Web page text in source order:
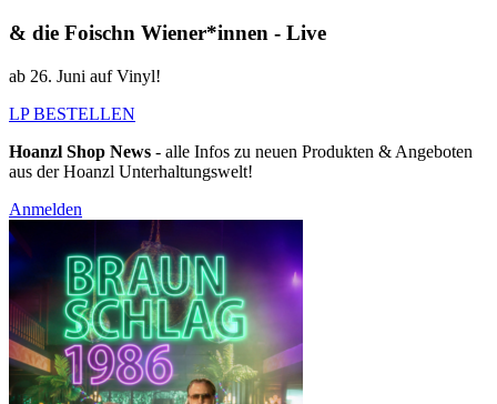
& die Foischn Wiener*innen - Live
ab 26. Juni auf Vinyl!
LP BESTELLEN
Hoanzl Shop News - alle Infos zu neuen Produkten & Angeboten
aus der Hoanzl Unterhaltungswelt!
Anmelden